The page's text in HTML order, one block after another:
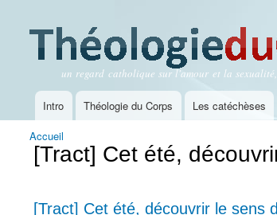
Théologie du Corps
un regard catholique sur l'amour et la
Menu principal
Intro Théologie du Corps Les catéchèses
Vous êtes ici
Accueil
[Tract] Cet été,
[Tract] Cet été, découvrir le sens